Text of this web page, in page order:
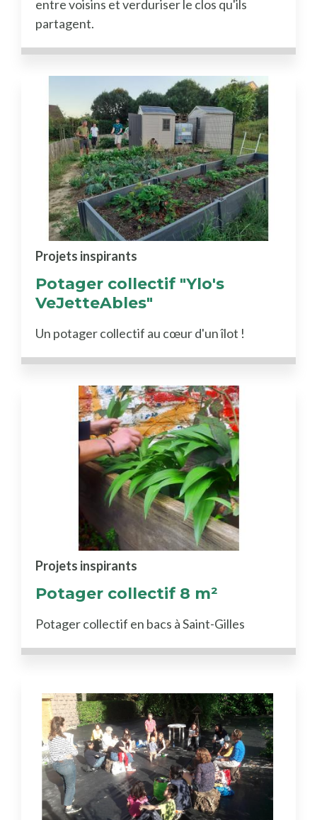
entre voisins et verduriser le clos qu'ils
partagent.
Potager collectif "Ylo's
VeJetteAbles"
Projets inspirants
Un potager collectif au cœur d'un îlot !
Potager collectif 8 m²
Projets inspirants
Potager collectif en bacs à Saint-Gilles